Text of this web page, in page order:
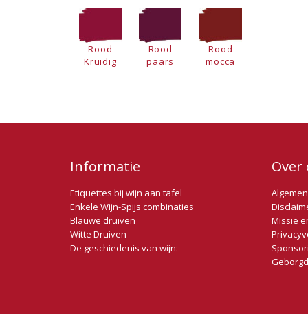
Rood
Kruidig
Rood
paars
Rood
mocca
Informatie
Etiquettes bij wijn aan tafel
Enkele Wijn-Spijs combinaties
Blauwe druiven
Witte Druiven
De geschiedenis van wijn:
Over
Missie